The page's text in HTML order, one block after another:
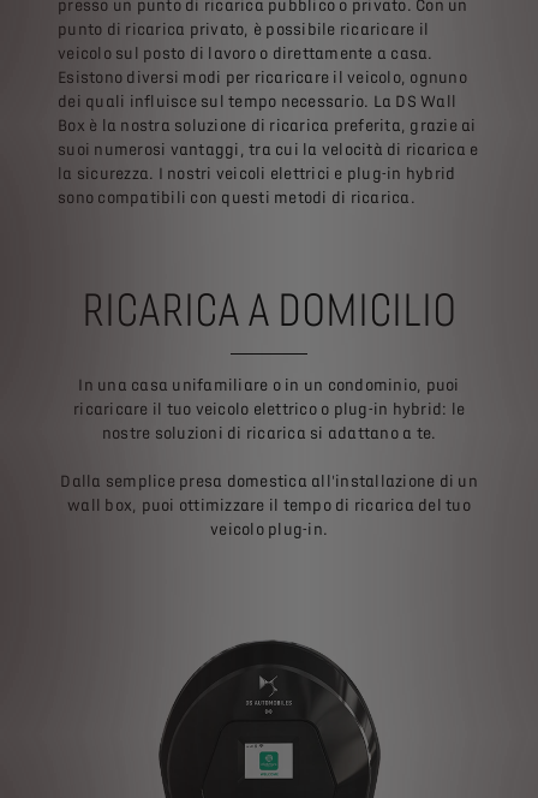
presso un punto di ricarica pubblico o privato. Con un
punto di ricarica privato, è possibile ricaricare il
veicolo sul posto di lavoro o direttamente a casa.
Esistono diversi modi per ricaricare il veicolo, ognuno
dei quali influisce sul tempo necessario. La DS Wall
Box è la nostra soluzione di ricarica preferita, grazie ai
suoi numerosi vantaggi, tra cui la velocità di ricarica e
la sicurezza. I nostri veicoli elettrici e plug-in hybrid
sono compatibili con questi metodi di ricarica.
RICARICA A DOMICILIO
In una casa unifamiliare o in un condominio, puoi
ricaricare il tuo veicolo elettrico o plug-in hybrid: le
nostre soluzioni di ricarica si adattano a te.
Dalla semplice presa domestica all'installazione di un
wall box, puoi ottimizzare il tempo di ricarica del tuo
veicolo plug-in.